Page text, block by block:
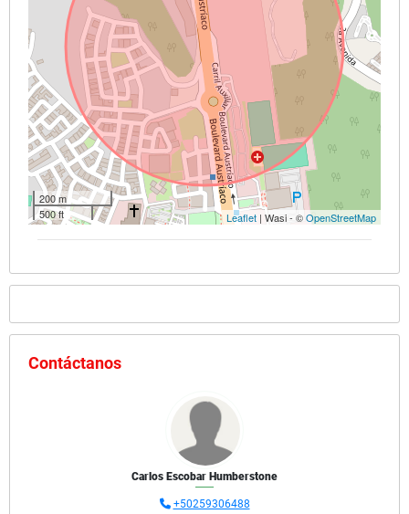
200 m
500 ft
Leaflet | Wasi - ©OpenStreetMap
Contáctanos
Carlos Escobar Humberstone
+50259306488